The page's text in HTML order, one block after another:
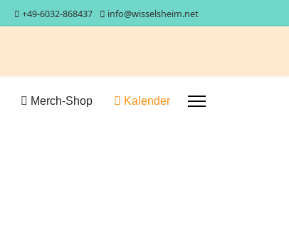
+49-6032-868437 info@wisselsheim.net
Merch-Shop Kalender